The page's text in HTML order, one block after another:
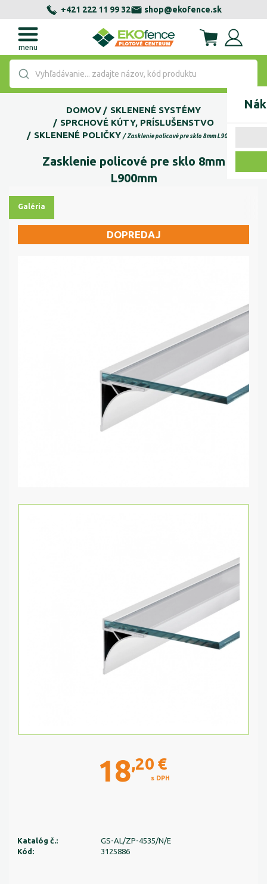
+421 222 11 99 32 shop@ekofence.sk
menu
Vyhľadávanie... zadajte názov, kód produktu
DOMOV
SKLENENÉ SYSTÉMY
SPRCHOVÉ KÚTY, PRÍSLUŠENSTVO
SKLENENÉ POLIČKY
Zasklenie policové pre sklo 8mm L900mm
Zasklenie policové pre sklo 8mm
L900mm
Galéria
DOPREDAJ
18,20 €
s DPH
Katalóg č.:
GS-AL/ZP-4535/N/E
Kód:
3125886